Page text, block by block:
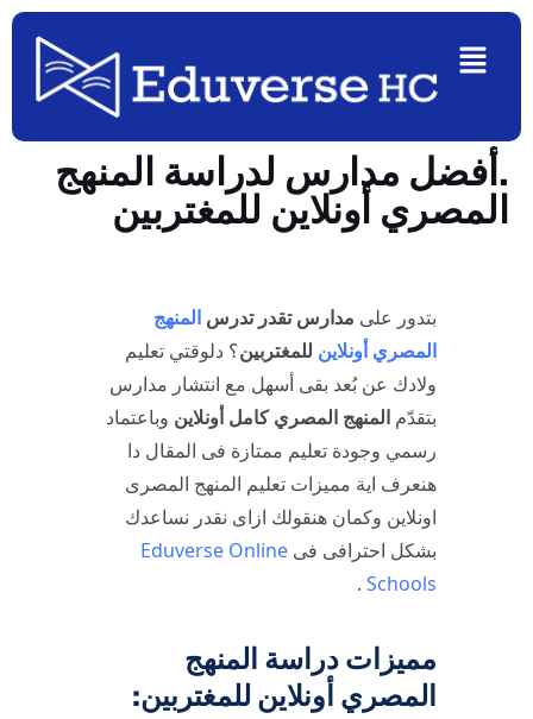
Skip
content
Menu
.أفضل مدارس لدراسة المنهج
المصري أونلاين للمغتربين
بتدور على مدارس تقدر تدرس المنهج
المصري أونلاين للمغتربين؟ دلوقتي تعليم
ولادك عن بُعد بقى أسهل مع انتشار مدارس
بتقدّم المنهج المصري كامل أونلاين وباعتماد
رسمي وجودة تعليم ممتازة فى المقال دا
هنعرف اية مميزات تعليم المنهج المصرى
اونلاين وكمان هنقولك ازاى نقدر نساعدك
بشكل احترافى فى Eduverse Online
Schools
.
مميزات دراسة المنهج
المصري أونلاين للمغتربين: